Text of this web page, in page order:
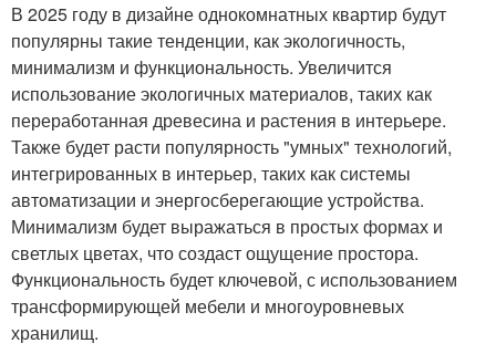
В 2025 году в дизайне однокомнатных квартир будут
популярны такие тенденции, как экологичность,
минимализм и функциональность. Увеличится
использование экологичных материалов, таких как
переработанная древесина и растения в интерьере.
Также будет расти популярность "умных" технологий,
интегрированных в интерьер, таких как системы
автоматизации и энергосберегающие устройства.
Минимализм будет выражаться в простых формах и
светлых цветах, что создаст ощущение простора.
Функциональность будет ключевой, с использованием
трансформирующей мебели и многоуровневых
хранилищ.